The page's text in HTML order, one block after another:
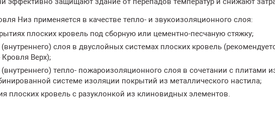
Низ применяется в качестве тепло- и звукоизоляционного слоя:
плоских кровель под сборную или цементно-песчаную стяжку;
слоя в двуслойных системах плоских кровель
Верх);
тепло- пожароизоляционного слоя в сочетании с плитами
системе изоляции покрытий из металлического настила;
плоских кровель с разуклонкой из клиновидных элементов.